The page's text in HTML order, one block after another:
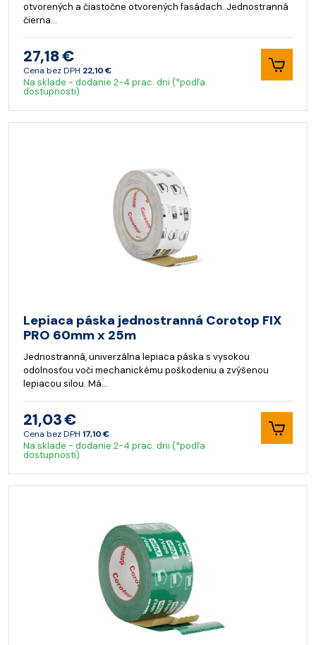
otvorených a čiastočne otvorených fasádach. Jednostranná
čierna…
27,18 €
Cena bez DPH 22,10 €
Na sklade - dodanie 2-4 prac. dni (*podľa
dostupnosti)
Lepiaca páska jednostranná Corotop FIX
PRO 60mm x 25m
Jednostranná, univerzálna lepiaca páska s vysokou
odolnosťou voči mechanickému poškodeniu a zvýšenou
lepiacou silou. Má…
21,03 €
Cena bez DPH 17,10 €
Na sklade - dodanie 2-4 prac. dni (*podľa
dostupnosti)